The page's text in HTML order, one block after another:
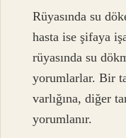
Rüyasında su
hasta ise şifaya
rüyasında su
yorumlarlar. Bir
varlığına, diğer
yorumlanır.